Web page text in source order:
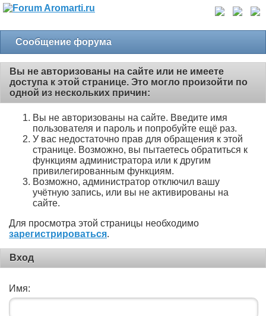
Сообщение форума
Вы не авторизованы на сайте или не имеете
доступа к этой странице. Это могло произойти по
одной из нескольких причин:
Вы не авторизованы на сайте. Введите имя
пользователя и пароль и попробуйте ещё раз.
У вас недостаточно прав для обращения к этой
странице. Возможно, вы пытаетесь обратиться к
функциям администратора или к другим
привилегированным функциям.
Возможно, администратор отключил вашу
учётную запись, или вы не активированы на
сайте.
Для просмотра этой страницы необходимо
зарегистрироваться.
Вход
Имя: